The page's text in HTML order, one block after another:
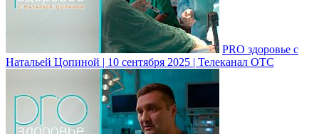
PRO здоровье с
Натальей Цопиной | 10 сентября 2025 | Телеканал ОТС